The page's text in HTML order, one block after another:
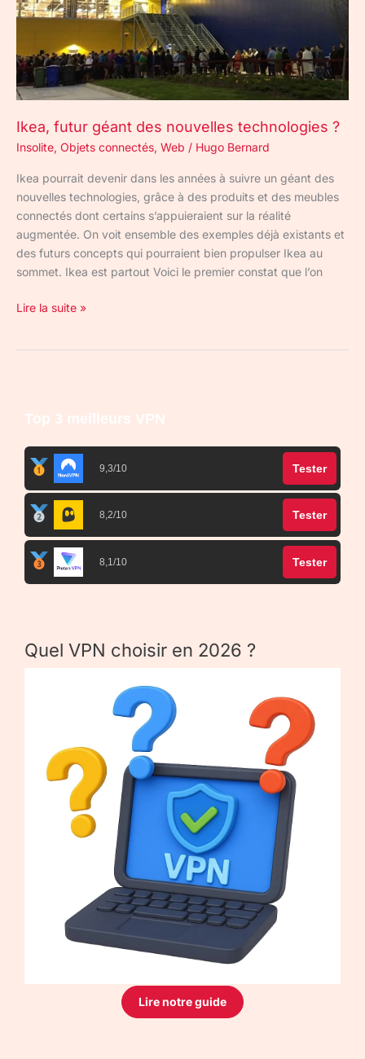
Ikea, futur géant des nouvelles technologies ?
Insolite, Objets connectés, Web / Hugo Bernard
Ikea pourrait devenir dans les années à suivre un géant des
nouvelles technologies, grâce à des produits et des meubles
connectés dont certains s’appuieraient sur la réalité
augmentée. On voit ensemble des exemples déjà existants et
des futurs concepts qui pourraient bien propulser Ikea au
sommet. Ikea est partout Voici le premier constat que l’on
Lire la suite »
Top 3 meilleurs VPN
9,3/10 Tester
8,2/10 Tester
8,1/10 Tester
Quel VPN choisir en 2026 ?
Lire notre guide